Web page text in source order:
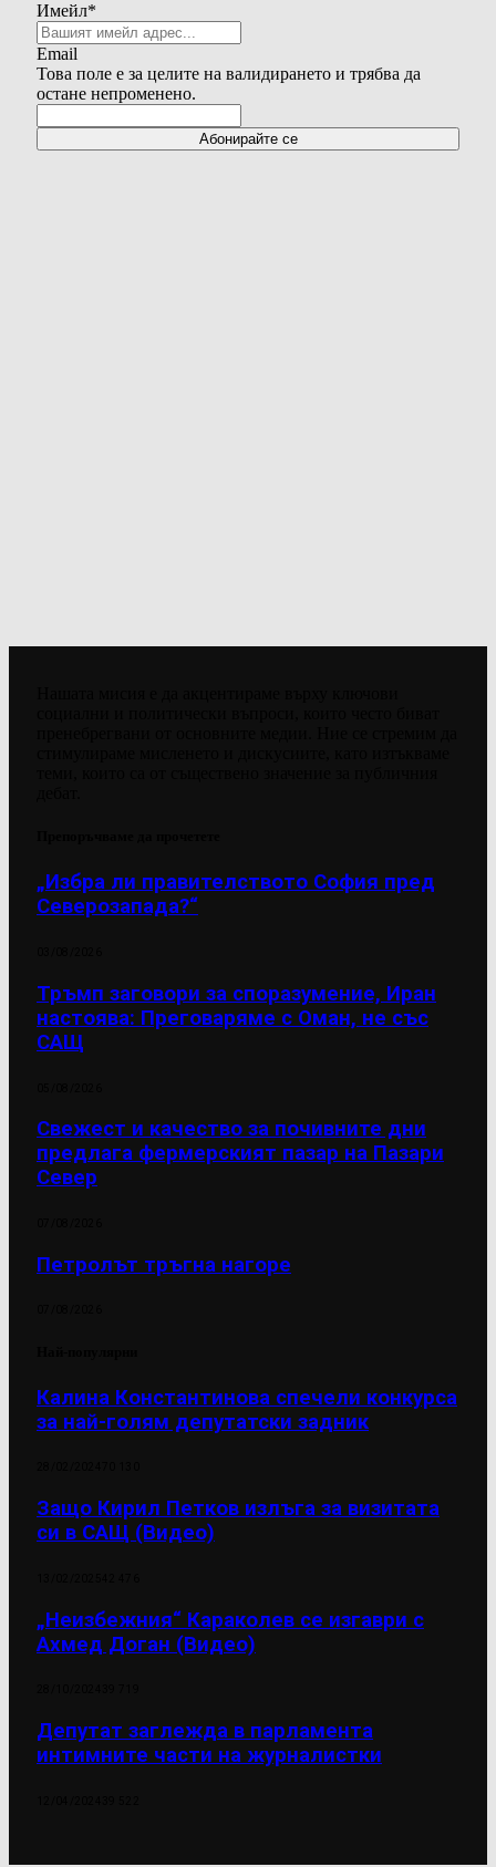
Имейл*
Email
Това поле е за целите на валидирането и трябва да
остане непроменено.
„Избра ли правителството София пред
Северозапада?“
Тръмп заговори за споразумение, Иран
настоява: Преговаряме с Оман, не със
САЩ
Свежест и качество за почивните дни
предлага фермерският пазар на Пазари
Север
Петролът тръгна нагоре
Калина Константинова спечели конкурса
за най-голям депутатски задник
Защо Кирил Петков излъга за визитата
си в САЩ (Видео)
„Неизбежния“ Караколев се изгаври с
Ахмед Доган (Видео)
Депутат заглежда в парламента
интимните части на журналистки